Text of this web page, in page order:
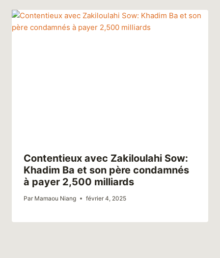
Contentieux avec Zakiloulahi Sow:
Khadim Ba et son père condamnés
à payer 2,500 milliards
Par Mamaou Niang février 4, 2025